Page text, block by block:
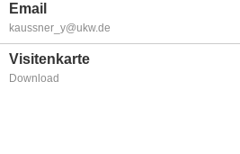
Email
kaussner_y@ukw.de
Visitenkarte
Download